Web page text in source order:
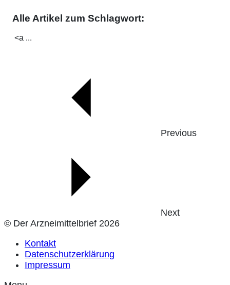
Alle Artikel zum Schlagwort:
<a ...
Previous
Next
© Der Arzneimittelbrief 2026
Kontakt
Datenschutzerklärung
Impressum